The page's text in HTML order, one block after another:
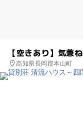
【空きあり】気兼
高知県長岡郡本山町